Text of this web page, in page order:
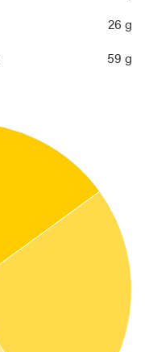
26 g
59 g